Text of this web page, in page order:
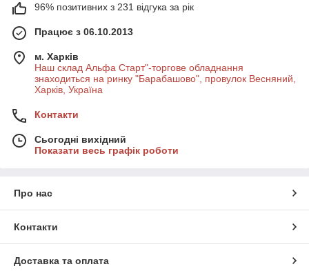
96% позитивних з 231 відгука за рік
Працює з 06.10.2013
м. Харків
Наш склад Альфа Старт"-торгове обладнання
знаходиться на ринку "Барабашово", провулок Весняний,
Харків, Україна
Контакти
Сьогодні вихідний
Показати весь графік роботи
Про нас
Контакти
Доставка та оплата